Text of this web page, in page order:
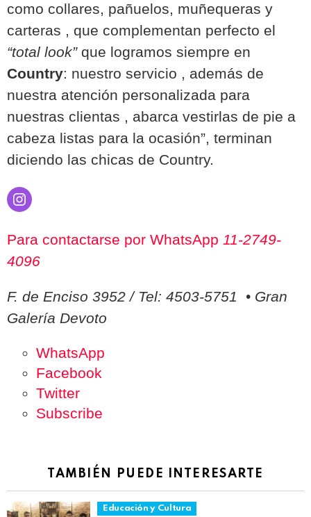
como collares, pañuelos, muñequeras y
carteras , que complementan perfecto el
“total look”que logramos siempre en
Country: nuestro servicio , además de
nuestra atención personalizada para
nuestras clientas , abarca vestirlas de pie a
cabeza listas para la ocasión”, terminan
diciendo las chicas de Country.
Instagram
Para contactarse por WhatsApp 11-2749-
4096
F. de Enciso 3952 / Tel: 4503-5751 • Gran
Galería Devoto
WhatsApp
Facebook
Twitter
Subscribe
TAMBIÉN PUEDE INTERESARTE
Educación y Cultura